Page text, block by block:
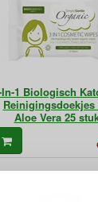
In-1 Biologisch
Reinigingsdoekjes
Aloe Vera 25